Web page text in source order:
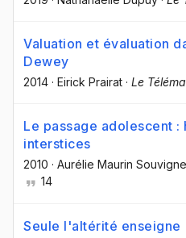
Valuation et évaluation
Dewey
2014 · Eirick Prairat · Le
Le passage adolescent :
interstices
2010 · Aurélie Maurin
14
Seule l'altérité enseigne